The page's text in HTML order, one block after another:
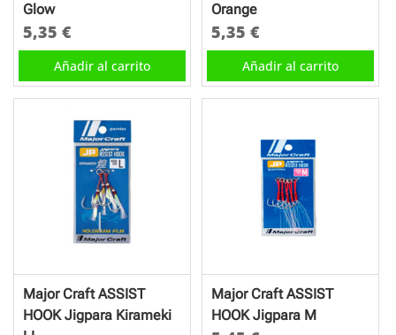
Glow
5,35 €
Añadir al carrito
Orange
5,35€
Añadir al carrito
Major Craft ASSIST
HOOK Jigpara Kirameki
Major Craft ASSIST
HOOK Jigpara M